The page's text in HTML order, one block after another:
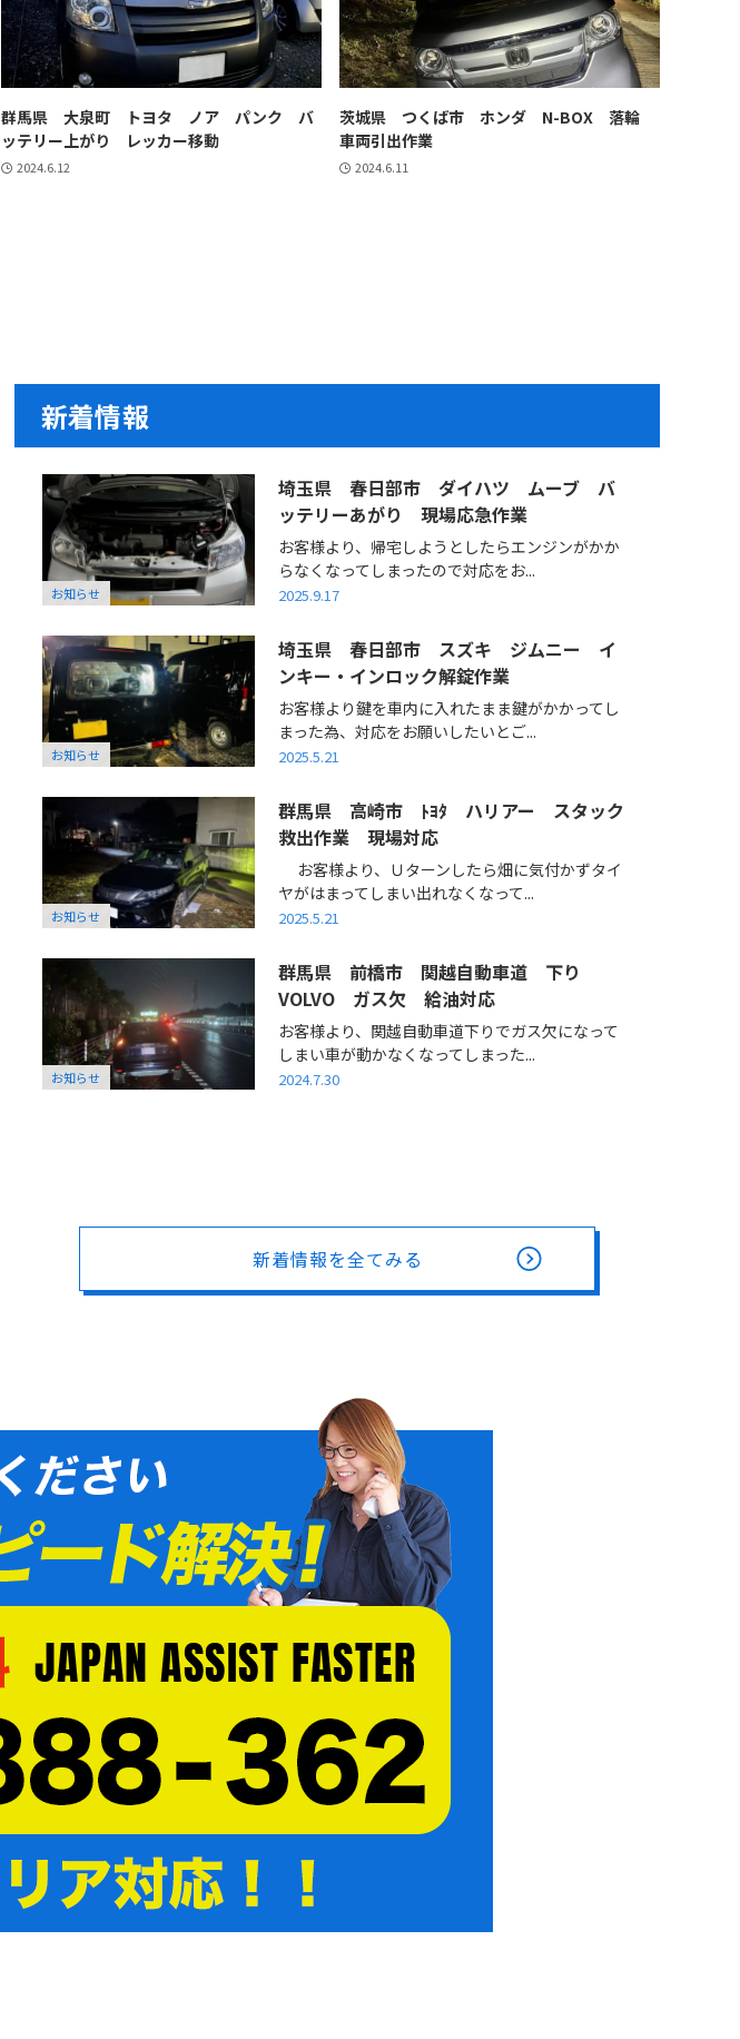
群馬県 大泉町 トヨタ ノア パンク バ
ッテリー上がり レッカー移動
2024.6.12
茨城県 つくば市 ホンダ N-BOX 落輪
車両引出作業
2024.6.11
新着情報
お知らせ
埼玉県 春日部市 ダイハツ ムーブ バ
ッテリーあがり 現場応急作業
お客様より、帰宅しようとしたらエンジンがかか
らなくなってしまったので対応をお...
2025.9.17
お知らせ
埼玉県 春日部市 スズキ ジムニー イ
ンキー・インロック解錠作業
お客様より鍵を車内に入れたまま鍵がかかってし
まった為、対応をお願いしたいとご...
2025.5.21
お知らせ
群馬県 高崎市 ﾄﾖﾀ ハリアー スタック
救出作業 現場対応
お客様より、Ｕターンしたら畑に気付かずタイ
ヤがはまってしまい出れなくなって...
2025.5.21
お知らせ
群馬県 前橋市 関越自動車道 下り
VOLVO ガス欠 給油対応
お客様より、関越自動車道下りでガス欠になって
しまい車が動かなくなってしまった...
2024.7.30
新着情報を全てみる